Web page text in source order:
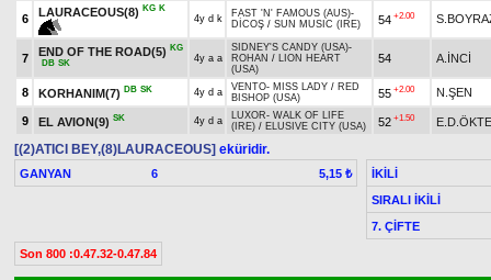
6
LAURACEOUS(8) KG K
4y d k FAST 'N' FAMOUS (AUS)-
DİCOŞ / SUN MUSIC (IRE) 54 +2.00
7
END OF THE ROAD(5) KG
DB SK 4y a a
SIDNEY'S CANDY (USA)-
ROHAN / LION HEART
(USA)
54 A.İNCİ
8 KORHANIM(7) DB SK 4y d a VENTO- MISS LADY / RED
BISHOP (USA)
55 +2.00 N.ŞEN
9 EL AVION(9) SK 4y d a LUXOR- WALK OF LIFE
(IRE) / ELUSIVE CITY (USA) 52 +1.50
[(2)ATICI BEY,(8)LAURACEOUS] eküridir.
GANYAN 6 5,15 ₺
İKİLİ
SIRALI İKİLİ
7. ÇİFTE
Son 800 :0.47.32-0.47.84